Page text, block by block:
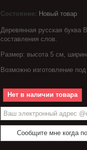
Состояние: Новый товар
Деревянная русская буква
составления слов.
Размер: высота 5 см,
Возможно изготовление
Нет в наличии товара
Сообщите мне когда